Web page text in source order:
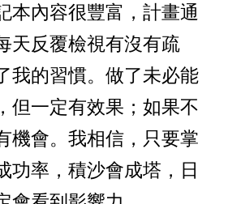
本內容很豐富，計畫通
天反覆檢視有沒有疏
我的習慣。做了未必能
但一定有效果；如果不
機會。我相信，只要掌
功率，積沙會成塔，日